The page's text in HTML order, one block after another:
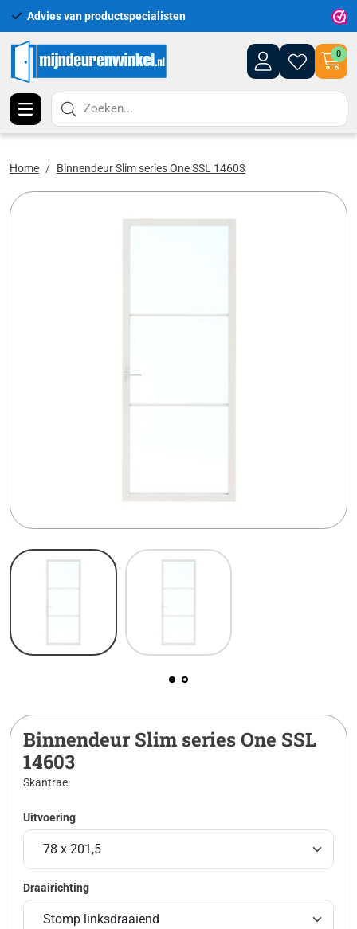
Advies van productspecialisten
0
Zoeken...
Home Binnendeur Slim series One SSL 14603
Binnendeur Slim series One SSL
14603
Skantrae
Uitvoering
Draairichting